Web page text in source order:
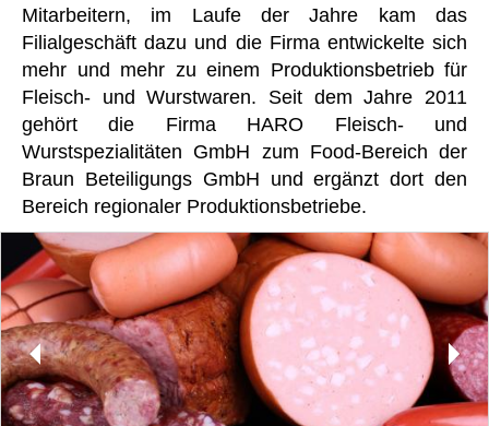
Mitarbeitern, im Laufe der Jahre kam das
Filialgeschäft dazu und die Firma entwickelte sich
mehr und mehr zu einem Produktionsbetrieb für
Fleisch- und Wurstwaren. Seit dem Jahre 2011
gehört die Firma HARO Fleisch- und
Wurstspezialitäten GmbH zum Food-Bereich der
Braun Beteiligungs GmbH und ergänzt dort den
Bereich regionaler Produktionsbetriebe.